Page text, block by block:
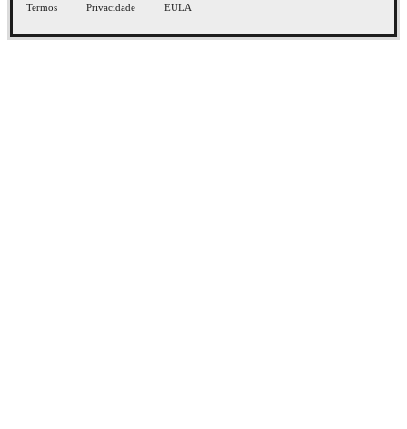
Termos Privacidade EULA